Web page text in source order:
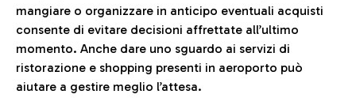
mangiare o organizzare in anticipo eventuali acquisti
consente di evitare decisioni affrettate all’ultimo
momento. Anche dare uno sguardo ai servizi di
ristorazione e shopping presenti in aeroporto può
aiutare a gestire meglio l’attesa.